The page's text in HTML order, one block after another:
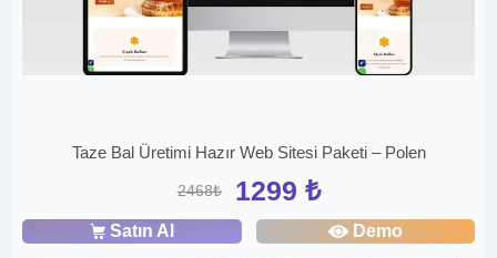
Taze Bal Üretimi Hazır Web Sitesi Paketi – Polen
2468₺ 1299 ₺
Satın Al Demo